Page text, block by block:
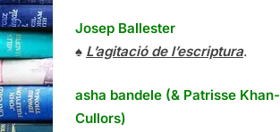
Josep Ballester
♠ L’agitació de l’escriptura.
asha bandele (& Patrisse Khan-
Cullors)